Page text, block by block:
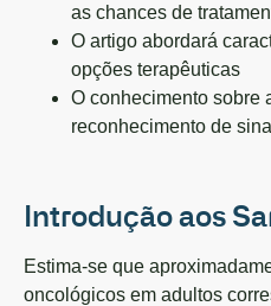
as chances de
O artigo abordará
opções terapêuticas
O conhecimento sobre
reconhecimento de
Introdução aos
Estima-se que
oncológicos em adultos